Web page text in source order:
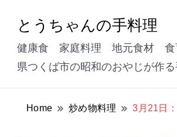
とうちゃんの手料理
健康食 家庭料理 地元食材
県つくば市の昭和のおやじが作
Home 炒め物料理 3月21日